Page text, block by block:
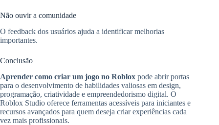
Não ouvir a comunidade
O feedback dos usuários ajuda a identificar melhorias
importantes.
Conclusão
Aprender como criar um jogo no Roblox pode abrir portas
para o desenvolvimento de habilidades valiosas em design,
programação, criatividade e empreendedorismo digital. O
Roblox Studio oferece ferramentas acessíveis para iniciantes e
recursos avançados para quem deseja criar experiências cada
vez mais profissionais.